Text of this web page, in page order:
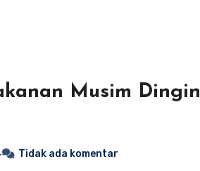
Musim Dingin
Tidak ada komentar